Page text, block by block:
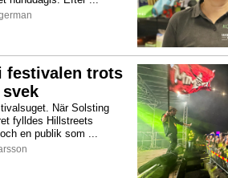
trots
När Solsting
fylldes Hillstreets
en publik som ...